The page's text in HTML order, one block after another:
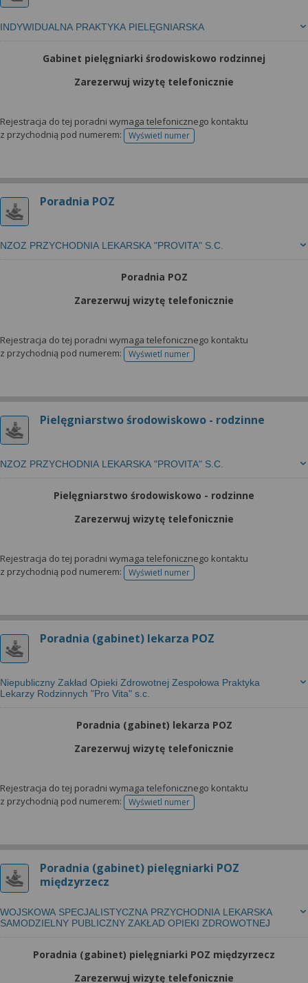
INDYWIDUALNA PRAKTYKA PIELĘGNIARSKA
Gabinet pielęgniarki środowiskowo rodzinnej
Zarezerwuj wizytę telefonicznie
Rejestracja do tej poradni wymaga telefonicznego kontaktu
z przychodnią pod numerem:
Wyświetl numertelefonu do rejestracji
Poradnia POZ
NZOZ PRZYCHODNIA LEKARSKA "PROVITA" S.C.
Poradnia POZ
Zarezerwuj wizytę telefonicznie
Rejestracja do tej poradni wymaga telefonicznego kontaktu
z przychodnią pod numerem:
Wyświetl numertelefonu do rejestracji
Pielęgniarstwo środowiskowo - rodzinne
NZOZ PRZYCHODNIA LEKARSKA "PROVITA" S.C.
Pielęgniarstwo środowiskowo - rodzinne
Zarezerwuj wizytę telefonicznie
Rejestracja do tej poradni wymaga telefonicznego kontaktu
z przychodnią pod numerem:
Wyświetl numertelefonu do rejestracji
Poradnia (gabinet) lekarza POZ
Niepubliczny Zakład Opieki Zdrowotnej Zespołowa Praktyka
Lekarzy Rodzinnych "Pro Vita" s.c.
Poradnia (gabinet) lekarza POZ
Zarezerwuj wizytę telefonicznie
Rejestracja do tej poradni wymaga telefonicznego kontaktu
z przychodnią pod numerem:
Wyświetl numertelefonu do rejestracji
Poradnia (gabinet) pielęgniarki POZ
międzyrzecz
WOJSKOWA SPECJALISTYCZNA PRZYCHODNIA LEKARSKA
SAMODZIELNY PUBLICZNY ZAKŁAD OPIEKI ZDROWOTNEJ
Poradnia (gabinet) pielęgniarki POZ międzyrzecz
Zarezerwuj wizytę telefonicznie